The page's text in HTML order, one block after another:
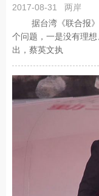
2017-08-31
两岸
据台湾《联合报》
个问题，一是没有理
出，蔡英文执